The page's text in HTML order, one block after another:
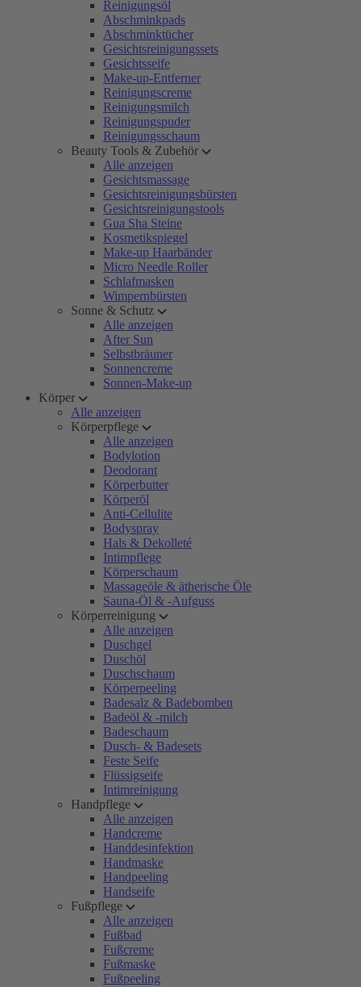
Reinigungsöl
Abschminkpads
Abschminktücher
Gesichtsreinigungssets
Gesichtsseife
Make-up-Entferner
Reinigungscreme
Reinigungsmilch
Reinigungspuder
Reinigungsschaum
Beauty Tools & Zubehör
Alle anzeigen
Gesichtsmassage
Gesichtsreinigungsbürsten
Gesichtsreinigungstools
Gua Sha Steine
Kosmetikspiegel
Make-up Haarbänder
Micro Needle Roller
Schlafmasken
Wimpernbürsten
Sonne & Schutz
Alle anzeigen
After Sun
Selbstbräuner
Sonnencreme
Sonnen-Make-up
Körper
Alle anzeigen
Körperpflege
Alle anzeigen
Bodylotion
Deodorant
Körperbutter
Körperöl
Anti-Cellulite
Bodyspray
Hals & Dekolleté
Intimpflege
Körperschaum
Massageöle & ätherische Öle
Sauna-Öl & -Aufguss
Körperreinigung
Alle anzeigen
Duschgel
Duschöl
Duschschaum
Körperpeeling
Badesalz & Badebomben
Badeöl & -milch
Badeschaum
Dusch- & Badesets
Feste Seife
Flüssigseife
Intimreinigung
Handpflege
Alle anzeigen
Handcreme
Handdesinfektion
Handmaske
Handpeeling
Handseife
Fußpflege
Alle anzeigen
Fußbad
Fußcreme
Fußmaske
Fußpeeling